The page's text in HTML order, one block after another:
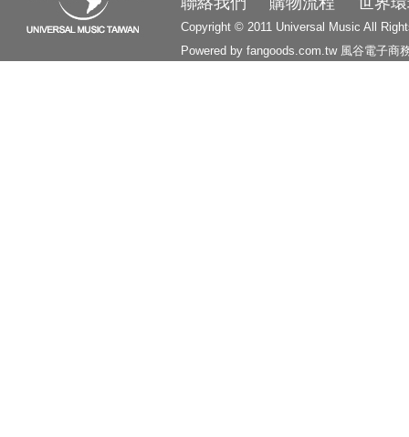
Copyright © 2011 Universal Music All
Powered by fangoods.com.tw 風谷電子商